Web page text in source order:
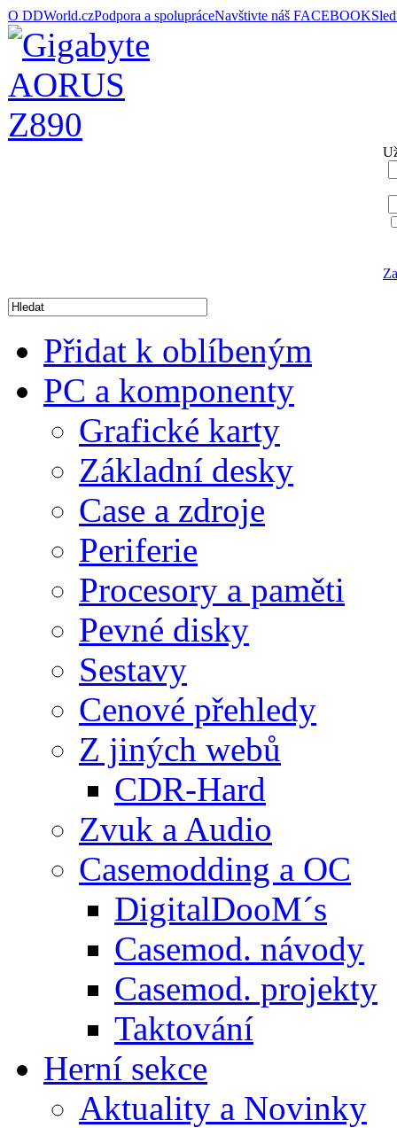
O DDWorld.czPodpora a spolupráceNavštivte náš FACEBOOK
Přidat k oblíbeným
PC a komponenty
Grafické karty
Základní desky
Case a zdroje
Periferie
Procesory a paměti
Pevné disky
Sestavy
Cenové přehledy
Z jiných webů
CDR-Hard
Zvuk a Audio
Casemodding a OC
DigitalDooM´s
Casemod. návody
Casemod. projekty
Taktování
Herní sekce
Aktuality a Novinky